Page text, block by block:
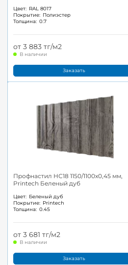
Цвет: RAL 8017
Покрытие: Полиэстер
Толщина: 0.7
от 3 883 тг/м2
В наличии
Заказать
Профнастил НС18 1150/1100x0,45 мм,
Printech Беленый дуб
Цвет: Беленый дуб
Покрытие: Printech
Толщина: 0.45
от 3 681 тг/м2
В наличии
Заказать